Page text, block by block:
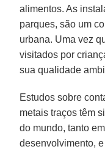
alimentos. As
parques, são um
urbana. Uma vez
visitados por
sua qualidade
Estudos sobre
metais traços têm
do mundo, tanto
desenvolvimento,